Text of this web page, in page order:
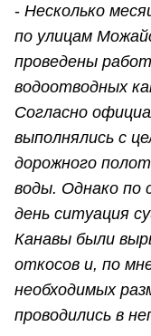
- Несколько
по улицам
проведены
водоотводных
Согласно
выполнялись с
дорожного
воды. Однако по
день ситуация
Канавы были
откосов и, по
необходимых
проводились в